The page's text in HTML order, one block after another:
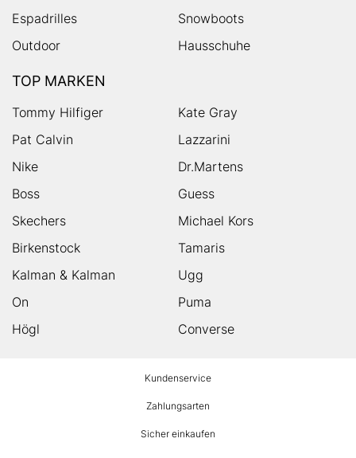
Espadrilles
Snowboots
Outdoor
Hausschuhe
TOP MARKEN
Tommy Hilfiger
Kate Gray
Pat Calvin
Lazzarini
Nike
Dr.Martens
Boss
Guess
Skechers
Michael Kors
Birkenstock
Tamaris
Kalman & Kalman
Ugg
On
Puma
Högl
Converse
Kundenservice
Zahlungsarten
Sicher einkaufen